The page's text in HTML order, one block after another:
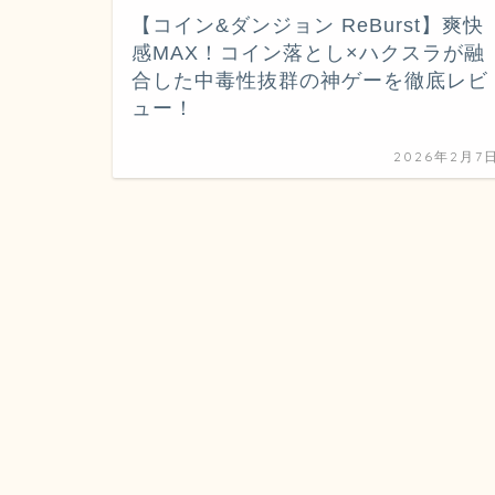
【コイン&ダンジョン ReBurst】爽快
感MAX！コイン落とし×ハクスラが融
合した中毒性抜群の神ゲーを徹底レビ
ュー！
2026年2月7